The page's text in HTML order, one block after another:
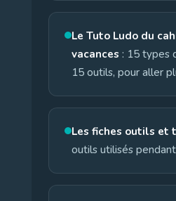
Le Tuto Ludo du
vacances : 15 types
15 outils, pour aller
Les fiches outils et
outils utilisés